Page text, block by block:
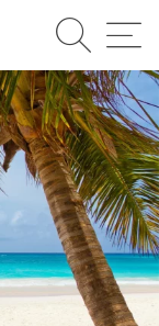
Suche Menü